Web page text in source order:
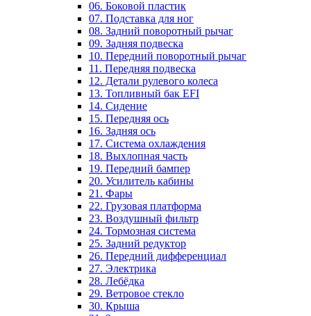
06. Боковой пластик
07. Подставка для ног
08. Задний поворотный рычаг
09. Задняя подвеска
10. Передний поворотный рычаг
11. Передняя подвеска
12. Детали рулевого колеса
13. Топливный бак EFI
14. Сидение
15. Передняя ось
16. Задняя ось
17. Система охлаждения
18. Выхлопная часть
19. Передний бампер
20. Усилитель кабины
21. Фары
22. Грузовая платформа
23. Воздушный фильтр
24. Тормозная система
25. Задний редуктор
26. Передний дифференциал
27. Электрика
28. Лебёдка
29. Ветровое стекло
30. Крыша